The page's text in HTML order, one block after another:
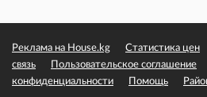
Реклама на House.kg Статистика цен
связь
Пользовательское соглашение
конфиденциальности
Помощь